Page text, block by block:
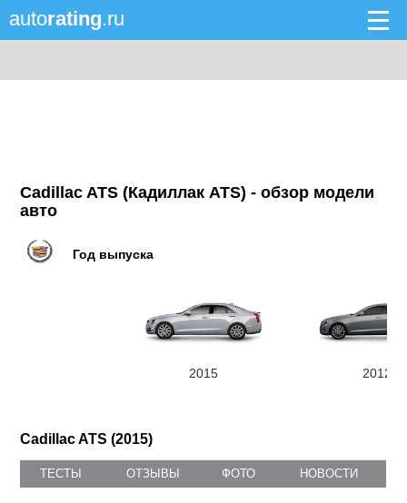
autorating.ru
Cadillac ATS (Кадиллак ATS) - обзор модели
авто
Год выпуска
2015 2012
Cadillac ATS (2015)
ТЕСТЫ ОТЗЫВЫ ФОТО НОВОСТИ